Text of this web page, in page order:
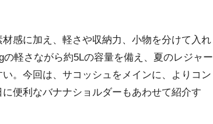
感に加え、軽さや収納力、小物を分けて入れ
軽さながら約5Lの容量を備え、夏のレジャー
。今回は、サコッシュをメインに、よりコン
便利なバナナショルダーもあわせて紹介す